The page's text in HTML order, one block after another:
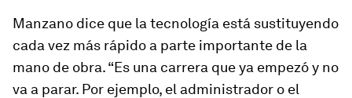
Manzano dice que la tecnología está sustituyendo
cada vez más rápido a parte importante de la
mano de obra. “Es una carrera que ya empezó y no
va a parar. Por ejemplo, el administrador o el